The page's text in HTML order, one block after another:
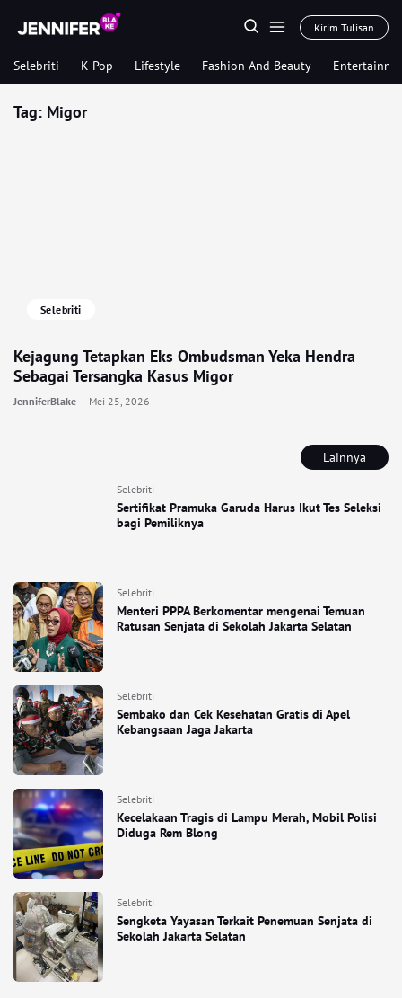
Kirim Tulisan
Selebriti K-Pop Lifestyle Fashion And Beauty
Lainnya
Selebriti
Sertifikat Pramuka Garuda Harus Ikut Tes Seleksi
bagi Pemiliknya
Selebriti
Menteri PPPA Berkomentar mengenai Temuan
Ratusan Senjata di Sekolah Jakarta Selatan
Selebriti
Sembako dan Cek Kesehatan Gratis di Apel
Kebangsaan Jaga Jakarta
Selebriti
Kecelakaan Tragis di Lampu Merah, Mobil Polisi
Diduga Rem Blong
Selebriti
Sengketa Yayasan Terkait Penemuan Senjata di
Sekolah Jakarta Selatan
Tag: Migor
Selebriti
Kejagung Tetapkan Eks Ombudsman Yeka Hendra
Sebagai Tersangka Kasus Migor
JenniferBlake Mei 25, 2026